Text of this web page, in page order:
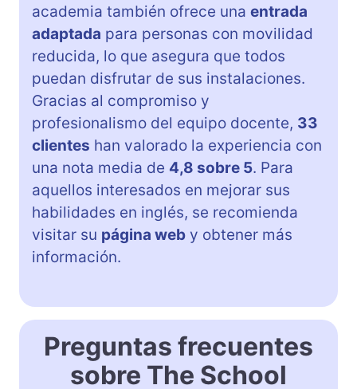
academia también ofrece una entrada
adaptada para personas con movilidad
reducida, lo que asegura que todos
puedan disfrutar de sus instalaciones.
Gracias al compromiso y
profesionalismo del equipo docente, 33
clientes han valorado la experiencia con
una nota media de 4,8 sobre 5. Para
aquellos interesados en mejorar sus
habilidades en inglés, se recomienda
visitar su página web y obtener más
información.
Preguntas frecuentes
sobre The School